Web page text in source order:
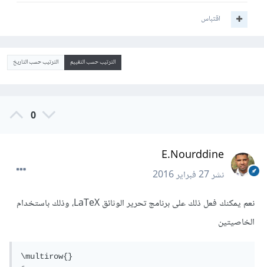
اقتباس
الترتيب حسب التقييم الترتيب حسب التاريخ
0
E.Nourddine
نشر27 فبراير 2016
نعم يمكنك فعل ذلك على برنامج تحرير الوثائق LaTeX، وذلك باستخدام
الخاصيتين
\multirow{}